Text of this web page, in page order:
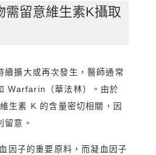
需留意維生素K攝取
續擴大或再次發生，醫師通常
Warfarin（華法林）。由於
生素 K 的含量密切相關，因
留意。
因子的重要原料，而凝血因子